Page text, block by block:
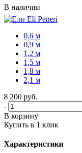
В наличии
0,6 м
0,9 м
1,2 м
1,5 м
1,8 м
2,1 м
8 200 руб.
-
В корзину
Купить в 1 клик
Характеристики